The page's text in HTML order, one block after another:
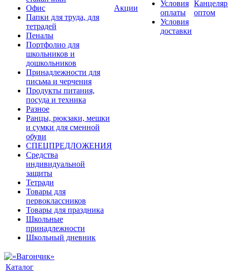
Офис
Папки для труда, для
тетрадей
Пеналы
Портфолио для
школьников и
дошкольников
Принадлежности для
письма и черчения
Продукты питания,
посуда и техника
Разное
Ранцы, рюкзаки, мешки
и сумки для сменной
обуви
СПЕЦПРЕДЛОЖЕНИЯ
Средства
индивидуальной
защиты
Тетради
Товары для
первоклассников
Товары для праздника
Школьные
принадлежности
Школьный дневник
Акции
Условия
оплаты
Условия
доставки
оптом
Каталог